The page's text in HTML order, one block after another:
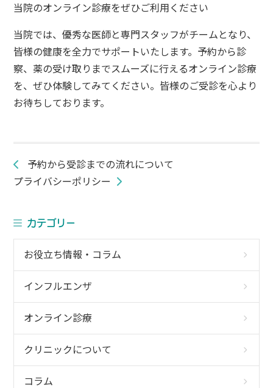
当院のオンライン診療をぜひご利用ください
当院では、優秀な医師と専門スタッフがチームとなり、
皆様の健康を全力でサポートいたします。予約から診
察、薬の受け取りまでスムーズに行えるオンライン診療
を、ぜひ体験してみてください。皆様のご受診を心より
お待ちしております。
稿
ナ
ゲ
ョ
予約から受診までの流れについて
プライバシーポリシー
カテゴリー
お役立ち情報・コラム
インフルエンザ
オンライン診療
クリニックについて
コラム